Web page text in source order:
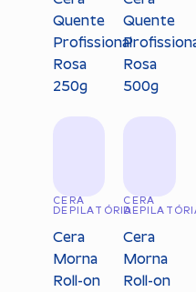
Quente
Profissional
Rosa
250g
Quente
Rosa
500g
CERA
DEPILATÓRIA
Cera
Morna
Roll-on
CERA
Cera
Morna
Roll-on